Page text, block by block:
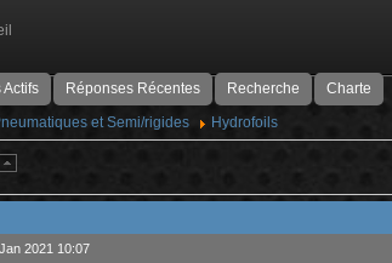
Actifs Réponses Récentes Recherche
Charte
et Semi/rigides Hydrofoils
2021 10:07